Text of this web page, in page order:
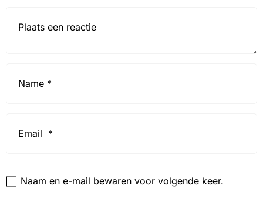
Naam en e-mail bewaren voor volgende keer.